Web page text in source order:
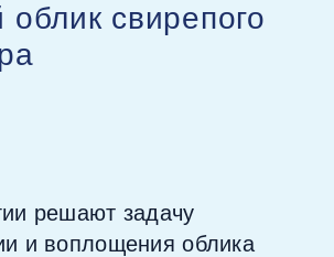
свирепого
решают задачу
и воплощения облика